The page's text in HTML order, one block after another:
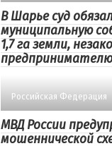
В Шарье суд
муниципальную
1,7 га земли,
предпринимателю
Российская Федерация
МВД России
мошеннической